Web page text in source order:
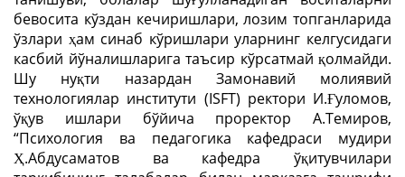
бевосита кўздан кечиришлари, лозим топганларида
ўзлари ҳам синаб кўришлари уларнинг келгусидаги
касбий йўналишларига таъсир кўрсатмай қолмайди.
Шу нуқти назардан Замонавий молиявий
технологиялар институти (ISFT) ректори И.Ғуломов,
ўқув ишлари бўйича проректор А.Темиров,
“Психология ва педагогика кафедраси мудири
Ҳ.Абдусаматов ва кафедра ўқитувчилари